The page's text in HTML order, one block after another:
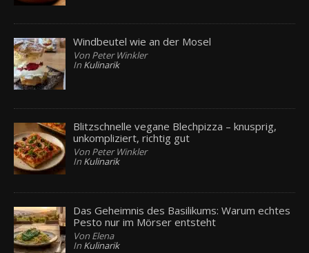
Windbeutel wie an der Mosel
Von Peter Winkler
In Kulinarik
Blitzschnelle vegane Blechpizza – knusprig,
unkompliziert, richtig gut
Von Peter Winkler
In Kulinarik
Das Geheimnis des Basilikums: Warum echtes
Pesto nur im Mörser entsteht
Von Elena
In Kulinarik